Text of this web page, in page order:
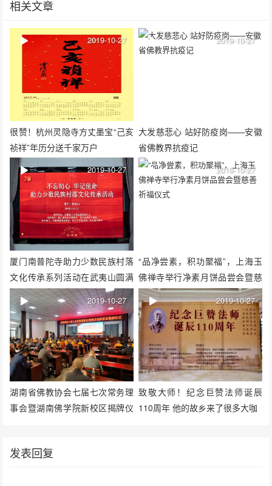
相关文章
很赞！杭州灵隐寺方丈墨宝“己亥
祯祥”年历分送千家万户
2019-10-27
大发慈悲心 站好防疫岗——安徽
省佛教界抗疫记
2019-10-27
厦门南普陀寺助力少数民族村落
文化传承系列活动在武夷山圆满
收官
2019-10-27
“品净尝素，积功聚福”，上海玉
佛禅寺举行净素月饼品尝会暨慈
善祈福仪式
2019-10-27
湖南省佛教协会七届七次常务理
事会暨湖南佛学院新校区揭牌仪
2019-10-27
致敬大师！纪念巨赞法师诞辰
110周年 他的故乡来了很多大咖
2019-10-27
发表回复